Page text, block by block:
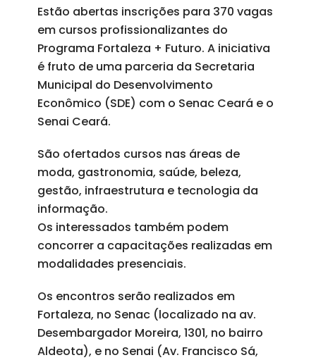
Estão abertas inscrições para 370 vagas
em cursos profissionalizantes do
Programa Fortaleza + Futuro. A iniciativa
é fruto de uma parceria da Secretaria
Municipal do Desenvolvimento
Econômico (SDE) com o Senac Ceará e o
Senai Ceará.
São ofertados cursos nas áreas de
moda, gastronomia, saúde, beleza,
gestão, infraestrutura e tecnologia da
informação.
Os interessados também podem
concorrer a capacitações realizadas em
modalidades presenciais.
Os encontros serão realizados em
Fortaleza, no Senac (localizado na av.
Desembargador Moreira, 1301, no bairro
Aldeota), e no Senai (Av. Francisco Sá,